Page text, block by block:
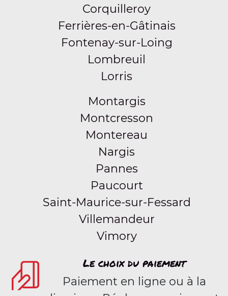
Corquilleroy
Ferrières-en-Gâtinais
Fontenay-sur-Loing
Lombreuil
Lorris
Montargis
Montcresson
Montereau
Nargis
Pannes
Paucourt
Saint-Maurice-sur-Fessard
Villemandeur
Vimory
Le choix du paiement
Paiement en ligne ou à la